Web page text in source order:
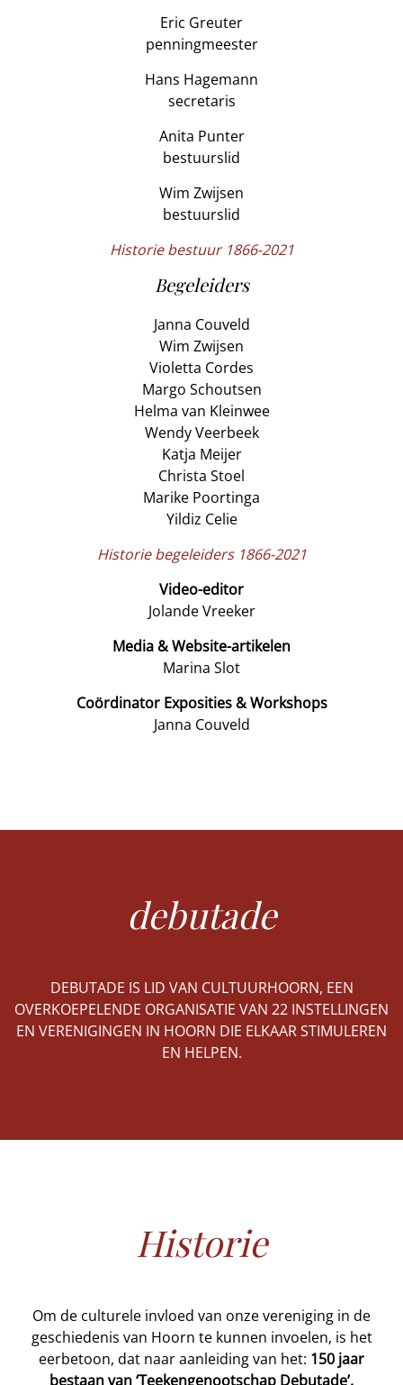
Eric Greuter
penningmeester
Hans Hagemann
secretaris
Anita Punter
bestuurslid
Wim Zwijsen
bestuurslid
Historie bestuur 1866-2021
Begeleiders
Janna Couveld
Wim Zwijsen
Violetta Cordes
Margo Schoutsen
Helma van Kleinwee
Wendy Veerbeek
Katja Meijer
Christa Stoel
Marike Poortinga
Yildiz Celie
Historie begeleiders 1866-2021
Video-editor
Jolande Vreeker
Media & Website-artikelen
Marina Slot
Coördinator Exposities & Workshops
Janna Couveld
debutade
DEBUTADE IS LID VAN CULTUURHOORN, EEN
OVERKOEPELENDE ORGANISATIE VAN 22 INSTELLINGEN
EN VERENIGINGEN IN HOORN DIE ELKAAR STIMULEREN
EN HELPEN.
Historie
Om de culturele invloed van onze vereniging in de
geschiedenis van Hoorn te kunnen invoelen, is het
eerbetoon, dat naar aanleiding van het: 150 jaar
bestaan van ‘Teekengenootschap Debutade’.